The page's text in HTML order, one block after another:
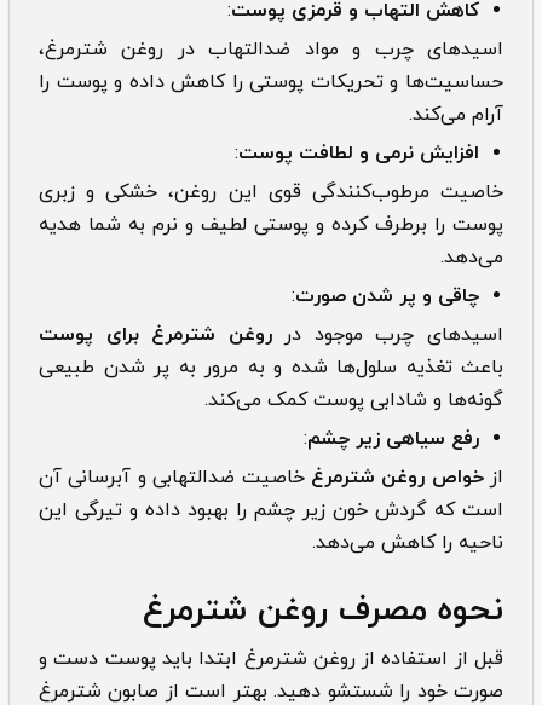
کاهش التهاب و قرمزی پوست:
اسیدهای چرب و مواد ضدالتهاب در روغن شترمرغ،
حساسیت‌ها و تحریکات پوستی را کاهش داده و پوست را
آرام می‌کند.
افزایش نرمی و لطافت پوست:
خاصیت مرطوب‌کنندگی قوی این روغن، خشکی و زبری
پوست را برطرف کرده و پوستی لطیف و نرم به شما هدیه
می‌دهد.
چاقی و پر شدن صورت:
اسیدهای چرب موجود درروغن شترمرغ برای پوست
باعث تغذیه سلول‌ها شده و به مرور به پر شدن طبیعی
گونه‌ها و شادابی پوست کمک می‌کند.
رفع سیاهی زیر چشم:
ازخواص روغن شترمرغ خاصیت ضدالتهابی و آبرسانی آن
است که گردش خون زیر چشم را بهبود داده و تیرگی این
ناحیه را کاهش می‌دهد.
نحوه مصرف روغن شترمرغ
قبل از استفاده از روغن شترمرغ ابتدا باید پوست دست و
صورت خود را شستشو دهید. بهتر است از صابون شترمرغ